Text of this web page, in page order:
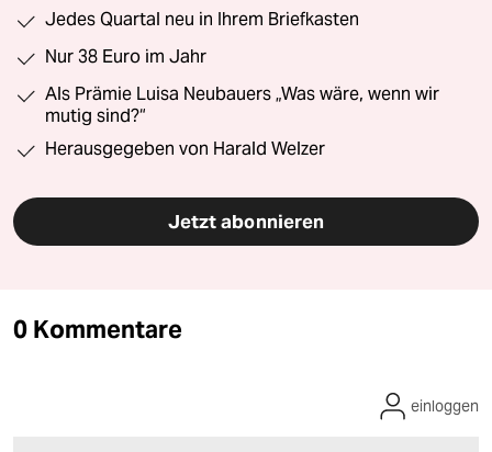
Jedes Quartal neu in Ihrem Briefkasten
Nur 38 Euro im Jahr
Als Prämie Luisa Neubauers „Was wäre, wenn wir
mutig sind?“
Herausgegeben von Harald Welzer
Jetzt abonnieren
0 Kommentare
einloggen